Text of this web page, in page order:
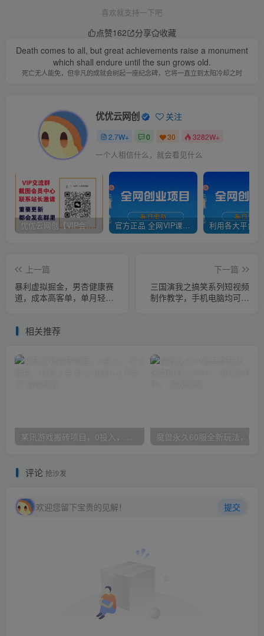
喜欢就支持一下吧
点赞162 分享
收藏
Death comes to all, but great achievements raise a monument
which shall endure until the sun grows old.
死亡无人能免，但非凡的成就会树起一座纪念碑，它将一直立到太阳冷却之时
优优云网创 关注
2.7W+ 0 30 3282W+
一个人相信什么，就会看见什么
优优云网创【VIP会员专属交流群】 官方正品 全网VIP课程 无损下载~
上一篇
暴利虚拟掘金，男杏健康赛
道，成本高客单，单月轻松
下一篇
三国演我之搞笑系列短视频
制作教学，手机电脑均可操
相关推荐
某讯游戏搬砖项目，0投入，可以挂机，轻松上手,月入3000+上不封顶
评论 抢沙发
欢迎您留下宝贵的见解！ 提交